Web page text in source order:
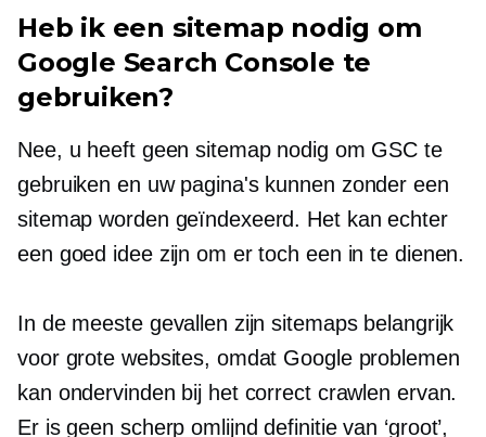
Heb ik een sitemap nodig om
Google Search Console te
gebruiken?
Nee, u heeft geen sitemap nodig om GSC te
gebruiken en uw pagina's kunnen zonder een
sitemap worden geïndexeerd. Het kan echter
een goed idee zijn om er toch een in te dienen.
In de meeste gevallen zijn sitemaps belangrijk
voor grote websites, omdat Google problemen
kan ondervinden bij het correct crawlen ervan.
Er is geen scherp omlijnd definitie van ‘groot’,